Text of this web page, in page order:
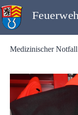
Zum
Inhalt
springen
Medizinischer Notfall